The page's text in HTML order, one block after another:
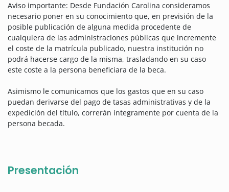
Aviso importante: Desde Fundación Carolina consideramos
necesario poner en su conocimiento que, en previsión de la
posible publicación de alguna medida procedente de
cualquiera de las administraciones públicas que incremente
el coste de la matrícula publicado, nuestra institución no
podrá hacerse cargo de la misma, trasladando en su caso
este coste a la persona beneficiara de la beca.
Asimismo le comunicamos que los gastos que en su caso
puedan derivarse del pago de tasas administrativas y de la
expedición del título, correrán íntegramente por cuenta de la
persona becada.
Presentación